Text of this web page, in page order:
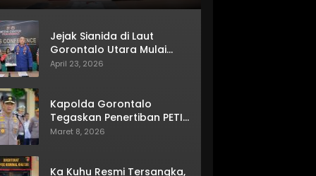
Jejak Sianida di Laut
Gorontalo Utara Mulai
Terkuak
April 23, 2026
Kapolda Gorontalo
Tegaskan Penertiban PETI
Terus Berjalan
Maret 8, 2026
Ka Kuhu Resmi Tersangka,